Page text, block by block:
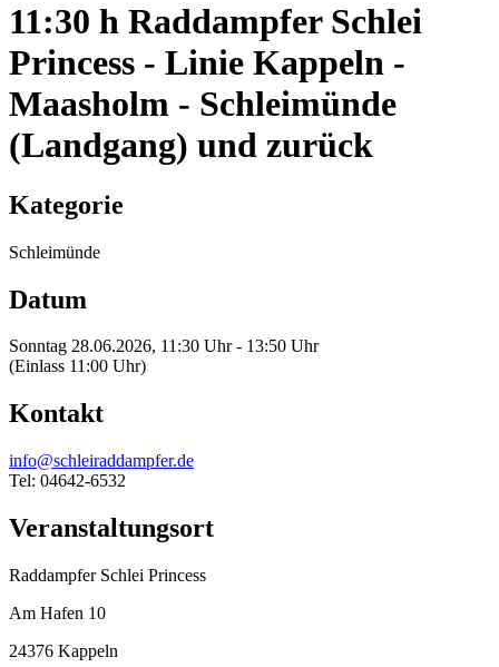
11:30 h Raddampfer Schlei
Princess - Linie Kappeln -
Maasholm - Schleimünde
(Landgang) und zurück
Kategorie
Schleimünde
Datum
Sonntag 28.06.2026, 11:30 Uhr - 13:50 Uhr
(Einlass 11:00 Uhr)
Kontakt
info@schleiraddampfer.de
Tel: 04642-6532
Veranstaltungsort
Raddampfer Schlei Princess
Am Hafen 10
24376 Kappeln